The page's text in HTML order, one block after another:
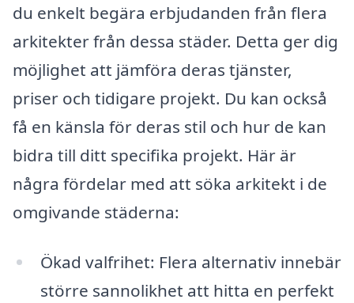
du enkelt begära erbjudanden från flera
arkitekter från dessa städer. Detta ger dig
möjlighet att jämföra deras tjänster,
priser och tidigare projekt. Du kan också
få en känsla för deras stil och hur de kan
bidra till ditt specifika projekt. Här är
några fördelar med att söka arkitekt i de
omgivande städerna:
Ökad valfrihet: Flera alternativ innebär
större sannolikhet att hitta en perfekt